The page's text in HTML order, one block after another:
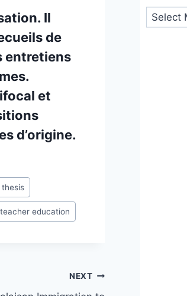
Il
de
entretiens
et
d’origine.
teacher education
NEXT
Archives